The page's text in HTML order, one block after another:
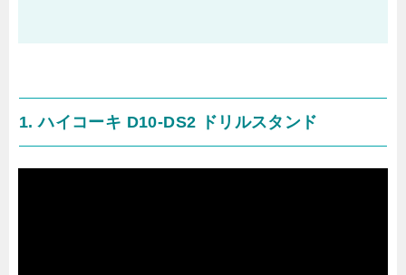
1. ハイコーキ D10-DS2 ドリルスタンド